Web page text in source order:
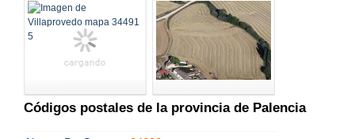
Códigos postales de la provincia de Palencia